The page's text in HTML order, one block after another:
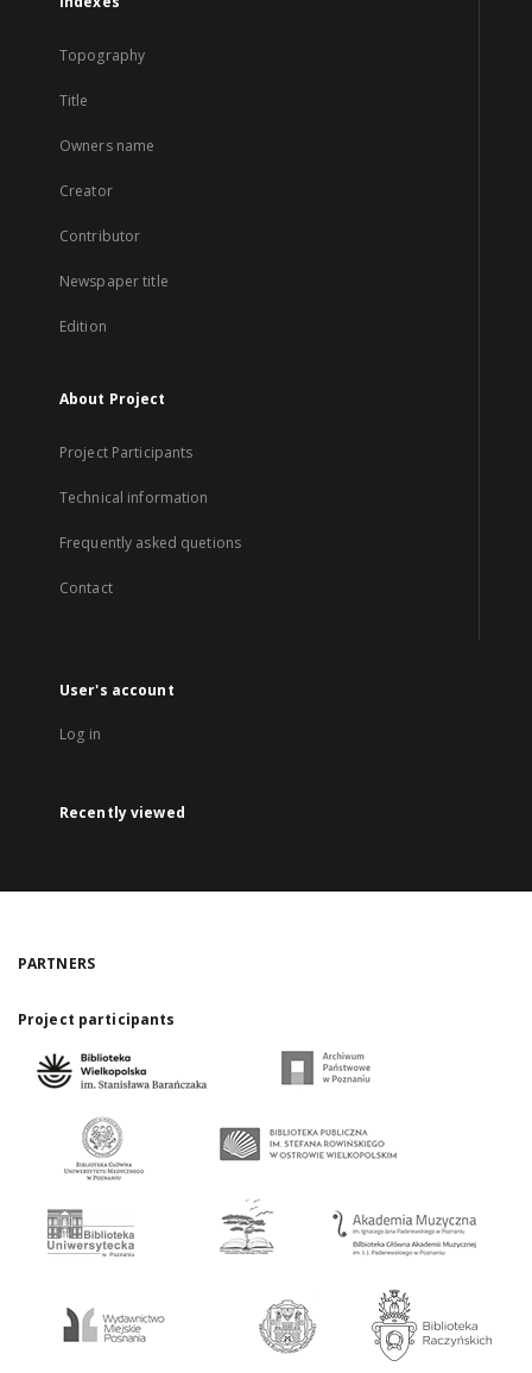
Topography
Title
Owners name
Creator
Contributor
Newspaper title
Edition
About Project
Project Participants
Technical information
Frequently asked quetions
Contact
User's account
Log in
Recently viewed
PARTNERS
Project participants